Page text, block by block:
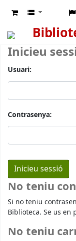
Inicieu
Usuari:
Contrasenya:
No teniu
Si no teniu
Biblioteca. Se us en
No teniu